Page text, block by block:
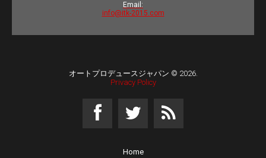
Email:
info@itk-2015.com
オートプロデュースジャパン © 2026.
Privacy Policy
Home